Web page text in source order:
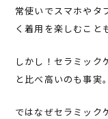
常使いでスマホやタ
く着用を楽しむこと
しかし！セラミック
と比べ高いのも事実。
ではなぜセラミック